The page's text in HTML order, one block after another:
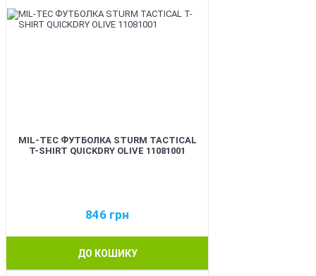
MIL-TEC ФУТБОЛКА STURM TACTICAL
T-SHIRT QUICKDRY OLIVE 11081001
846 грн
ДО КОШИКУ